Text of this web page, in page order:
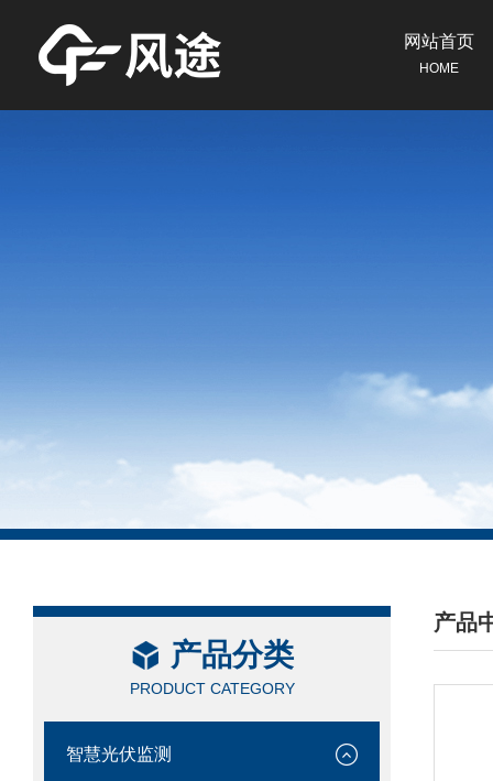
网站首页
HOME
产品分类
PRODUCT CATEGORY
智慧光伏监测
产品
/